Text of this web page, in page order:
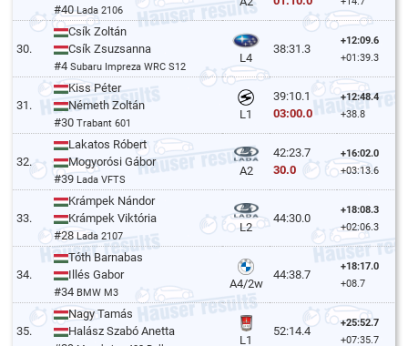
#40Lada 2106
30.
Csík Zoltán
Csík Zsuzsanna
#4Subaru Impreza WRC S12
L4
38:31.3
+12:09.6
+01:39.3
31.
Kiss Péter
Németh Zoltán
#30Trabant 601
L1
39:10.1
03:00.0
+12:48.4
+38.8
32.
Lakatos Róbert
Mogyorósi Gábor
#39 Lada VFTS
A2
42:23.7
30.0
+16:02.0
+03:13.6
33.
Krámpek Nándor
Krámpek Viktória
#28Lada 2107
L2
44:30.0
+18:08.3
+02:06.3
34.
Tóth Barnabas
Illés Gabor
#34 BMW M3
A4/2w
44:38.7
+18:17.0
+08.7
35.
Nagy Tamás
Halász Szabó Anetta
L1
52:14.4
+25:52.7
+07:35.7